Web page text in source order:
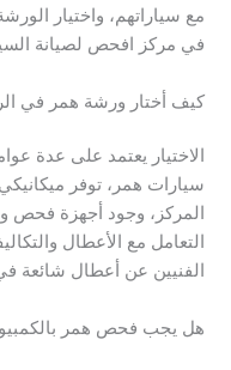
مع سياراتهم، واختيار
في مركز افحص لصيانة
كيف أختار ورشة همر في
الاختيار يعتمد على عدة
سيارات همر، توفر
المركز، وجود أجهزة
التعامل مع الأعطال
الفنيين عن أعطال
هل يجب فحص همر